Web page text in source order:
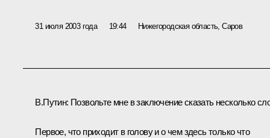
31 июля 2003 года 19:44 Нижегородская область, Саров
В.Путин: Позвольте мне в заключение сказать несколько
Первое, что приходит в голову и о чем здесь только что